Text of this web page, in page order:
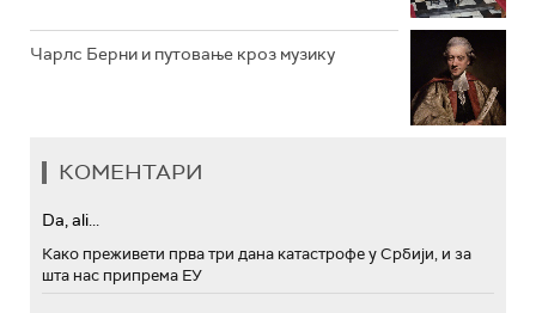
Чарлс Берни и путовање кроз музику
КОМЕНТАРИ
Da, ali...
Како преживети прва три дана катастрофе у Србији, и за
шта нас припрема ЕУ